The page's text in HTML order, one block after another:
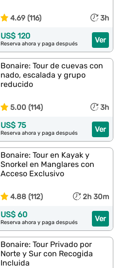
4.69 (116) 3h
Ver
US$ 120
Reserva ahora y paga después
Bonaire: Tour de cuevas con
nado, escalada y grupo
reducido
5.00 (114) 3h
Ver
US$ 75
Reserva ahora y paga después
Bonaire: Tour en Kayak y
Snorkel en Manglares con
Acceso Exclusivo
4.88 (112) 2h 30m
Ver
US$ 60
Reserva ahora y paga después
Bonaire: Tour Privado por
Norte y Sur con Recogida
Incluida